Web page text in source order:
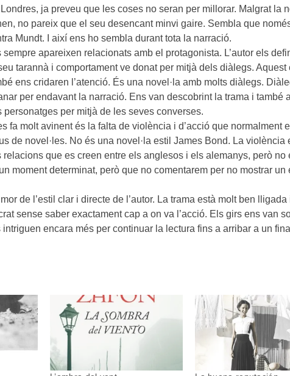
ja preveu que les coses no seran per millorar. Malgrat la
no pareix que el seu desencant minvi gaire. Sembla que
Mundt. I així ens ho sembla durant tota la narració.
apareixen relacionats amb el protagonista. L’autor els
tarannà i comportament ve donat per mitjà dels diàlegs. Aquest
ens cridaren l’atenció. És una novel·la amb molts diàlegs.
per endavant la narració. Ens van descobrint la trama i també
per mitjà de les seves converses.
fa molt avinent és la falta de violència i d’acció que normalment
de novel·les. No és una novel·la estil James Bond. La violència
relacions que es creen entre els anglesos i els alemanys, però no
moment determinat, però que no comentarem per no mostrar un
de l’estil clar i directe de l’autor. La trama està molt ben lligada
sense saber exactament cap a on va l’acció. Els girs ens van
intriguen encara més per continuar la lectura fins a arribar a un